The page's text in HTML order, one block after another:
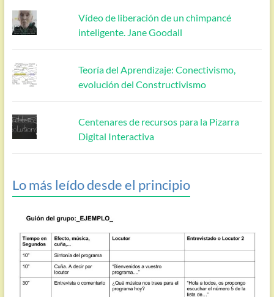
Vídeo de liberación de un chimpancé
inteligente. Jane Goodall
Teoría del Aprendizaje: Conectivismo,
evolución del Constructivismo
Centenares de recursos para la Pizarra
Digital Interactiva
Lo más leído desde el principio